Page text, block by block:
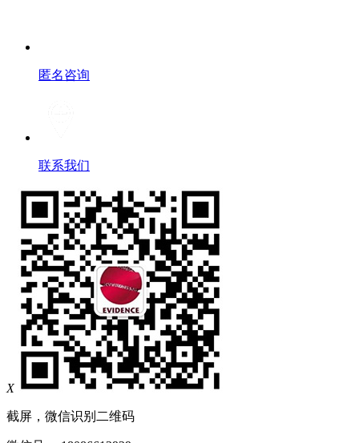
匿名咨询
联系我们
X
截屏，微信识别二维码